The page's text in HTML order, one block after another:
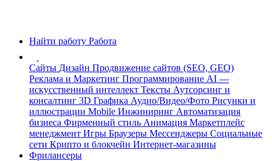
Найти работу Работа
Сайты Дизайн Продвижение сайтов (SEO, GEO)
Реклама и Маркетинг Программирование AI —
искусственный интеллект Тексты Аутсорсинг и
консалтинг 3D Графика Аудио/Видео/Фото Рисунки и
иллюстрации Mobile Инжиниринг Автоматизация
бизнеса Фирменный стиль Анимация Маркетплейс
менеджмент Игры Браузеры Мессенджеры Социальные
сети Крипто и блокчейн Интернет-магазины
Фрилансеры